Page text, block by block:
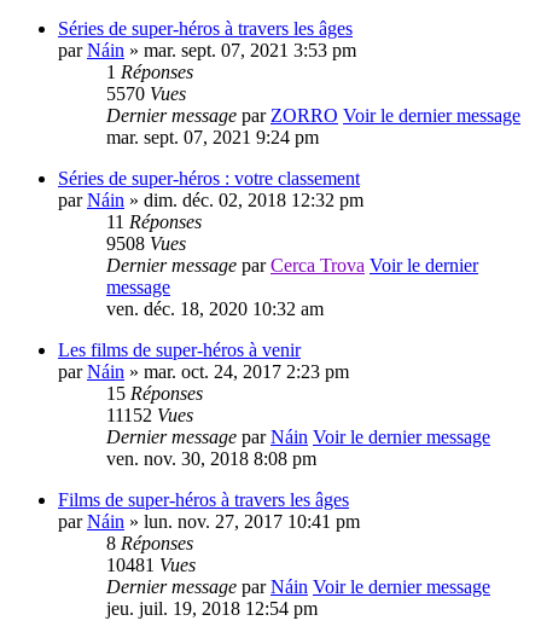
Séries de super-héros à travers les âges
parNáin » mar. sept. 07, 2021 3:53 pm
1 Réponses
5570 Vues
Dernier message parZORRO Voir le dernier message
mar. sept. 07, 2021 9:24 pm
Séries de super-héros : votre classement
parNáin » dim. déc. 02, 2018 12:32 pm
11 Réponses
9508 Vues
Dernier message parCerca Trova Voir le dernier
message
ven. déc. 18, 2020 10:32 am
Les films de super-héros à venir
parNáin » mar. oct. 24, 2017 2:23 pm
15 Réponses
11152 Vues
Dernier message parNáin Voir le dernier message
ven. nov. 30, 2018 8:08 pm
Films de super-héros à travers les âges
parNáin » lun. nov. 27, 2017 10:41 pm
8 Réponses
10481 Vues
Dernier message parNáin Voir le dernier message
jeu. juil. 19, 2018 12:54 pm